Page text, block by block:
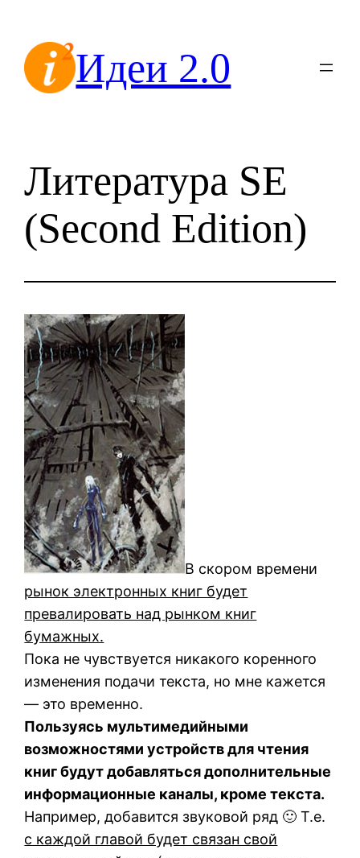
содержимомуИдеи 2.0
Литература SE
(Second Edition)
В скором времени
рынок электронных книг будет
превалировать над рынком книг
бумажных.
Пока не чувствуется никакого коренного
изменения подачи текста, но мне кажется
— это временно.
Пользуясь мультимедийными
возможностями устройств для чтения
книг будут добавляться дополнительные
информационные каналы, кроме текста.
Например, добавится звуковой ряд 🙂 Т.е.
с каждой главой будет связан свой